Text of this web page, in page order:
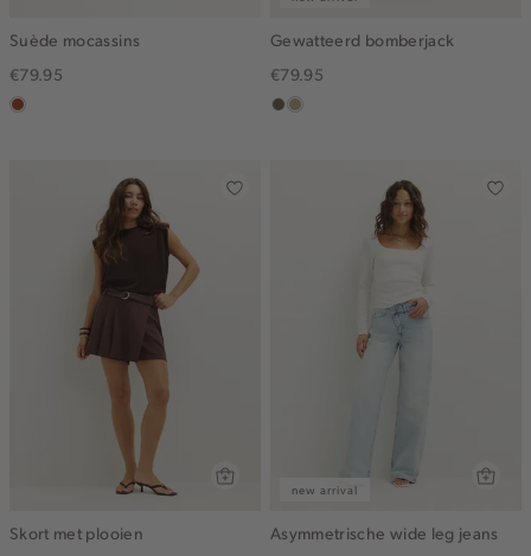
Suède mocassins
€79.95
bruin
Gewatteerd bomberjack
€79.95
middenbruin
lichtkhaki
Skort met plooien
new arrival
Asymmetrische wide leg jeans